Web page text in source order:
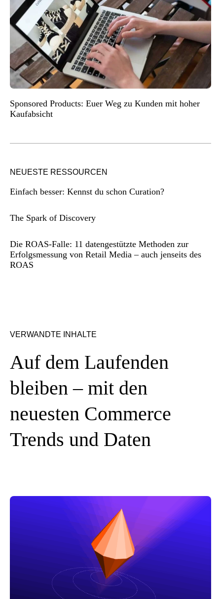
Sponsored Products: Euer Weg zu Kunden mit hoher
Kaufabsicht
NEUESTE RESSOURCEN
Einfach besser: Kennst du schon Curation?
The Spark of Discovery
Die ROAS-Falle: 11 datengestützte Methoden zur
Erfolgsmessung von Retail Media – auch jenseits des
ROAS
VERWANDTE INHALTE
Auf dem Laufenden
bleiben – mit den
neuesten Commerce
Trends und Daten